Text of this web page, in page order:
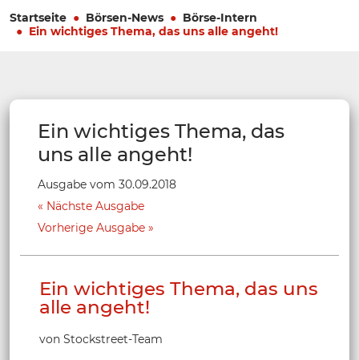
Startseite Börsen-News
Börse-Intern
Ein wichtiges Thema, das uns alle angeht!
Ein wichtiges Thema, das
uns alle angeht!
Ausgabe vom 30.09.2018
Nächste Ausgabe
Vorherige Ausgabe
Ein wichtiges Thema, das uns
alle angeht!
von Stockstreet-Team